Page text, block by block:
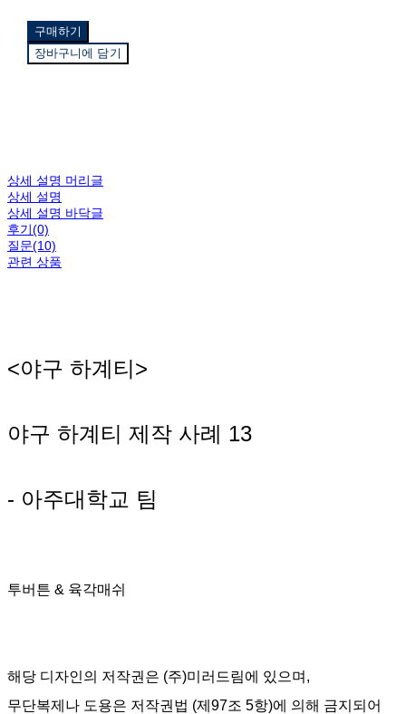
구매하기
장바구니에 담기
상세 설명 머리글
상세 설명
상세 설명 바닥글
후기(0)
질문(10)
관련 상품
<야구 하계티>
야구 하계티 제작 사례 13
- 아주대학교 팀
투버튼 & 육각매쉬
해당 디자인의 저작권은 (주)미러드림에 있으며,
무단복제나 도용은 저작권법 (제97조 5항)에 의해 금지되어